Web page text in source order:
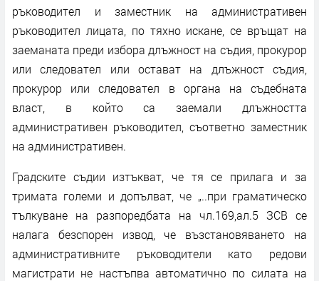
ръководител и заместник на административен
ръководител лицата, по тяхно искане, се връщат на
заеманата преди избора длъжност на съдия, прокурор
или следовател или остават на длъжност съдия,
прокурор или следовател в органа на съдебната
власт, в който са заемали длъжността
административен ръководител, съответно заместник
на административен.
Градските съдии изтъкват, че тя се прилага и за
тримата големи и допълват, че „..при граматическо
тълкуване на разпоредбата на чл.169,ал.5 ЗСВ се
налага безспорен извод, че възстановяването на
административните ръководители като редови
магистрати не настъпва автоматично по силата на